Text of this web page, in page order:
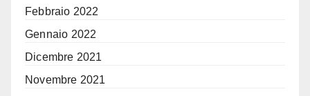
Febbraio 2022
Gennaio 2022
Dicembre 2021
Novembre 2021